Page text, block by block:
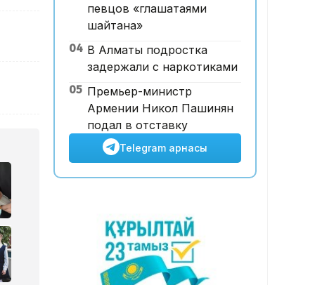
певцов «глашатаями
шайтана»
04 В Алматы подростка
задержали с наркотиками
05 Премьер-министр
Армении Никол Пашинян
подал в отставку
Telegram арнасы